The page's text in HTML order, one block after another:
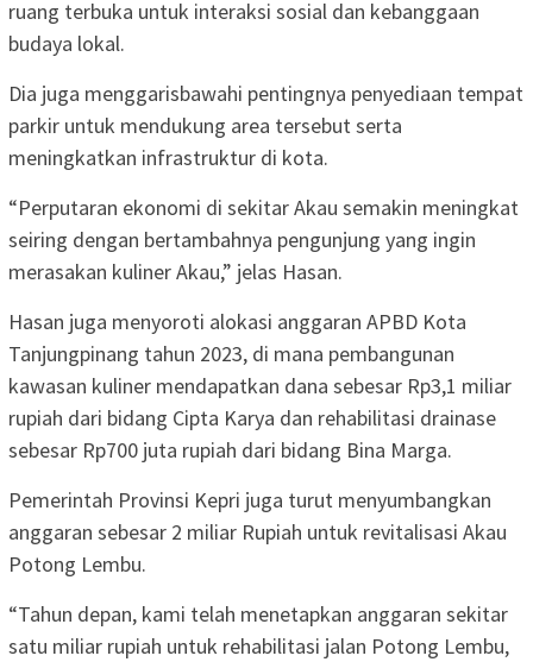
ruang terbuka untuk interaksi sosial dan kebanggaan
budaya lokal.
Dia juga menggarisbawahi pentingnya penyediaan tempat
parkir untuk mendukung area tersebut serta
meningkatkan infrastruktur di kota.
“Perputaran ekonomi di sekitar Akau semakin meningkat
seiring dengan bertambahnya pengunjung yang ingin
merasakan kuliner Akau,” jelas Hasan.
Hasan juga menyoroti alokasi anggaran APBD Kota
Tanjungpinang tahun 2023, di mana pembangunan
kawasan kuliner mendapatkan dana sebesar Rp3,1 miliar
rupiah dari bidang Cipta Karya dan rehabilitasi drainase
sebesar Rp700 juta rupiah dari bidang Bina Marga.
Pemerintah Provinsi Kepri juga turut menyumbangkan
anggaran sebesar 2 miliar Rupiah untuk revitalisasi Akau
Potong Lembu.
“Tahun depan, kami telah menetapkan anggaran sekitar
satu miliar rupiah untuk rehabilitasi jalan Potong Lembu,